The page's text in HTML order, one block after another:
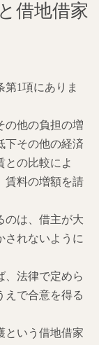
借地借家
1項にありま
の他の負担の増
下その他の経済
との比較によ
賃料の増額を請
のは、借主が大
されないように
、法律で定めら
えで合意を得る
という借地借家